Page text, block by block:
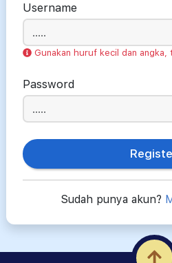
Username
Gunakan huruf kecil dan angka,
Password
Sudah punya akun?